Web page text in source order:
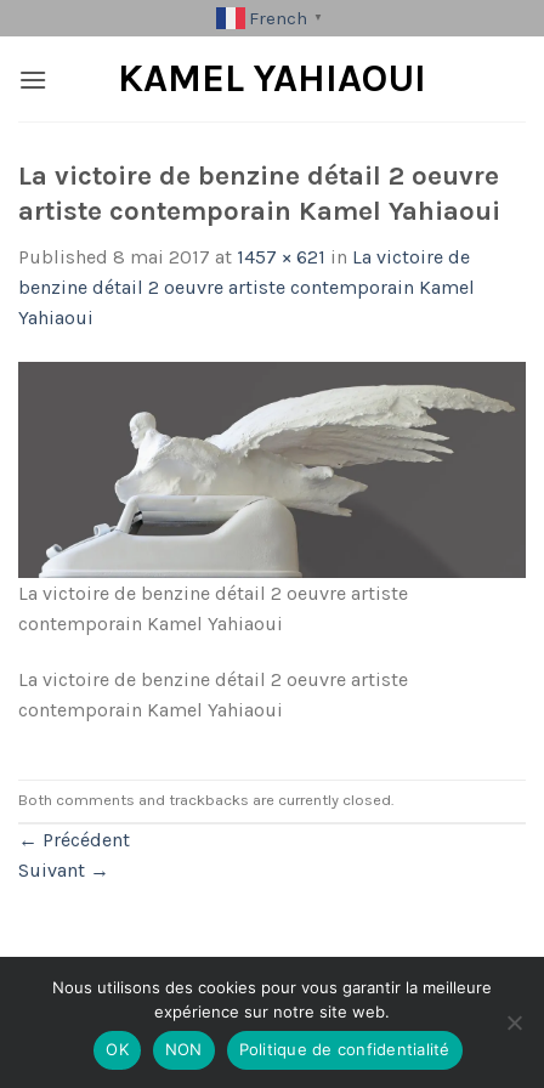
to
content
French ▼
KAMEL YAHIAOUI
La victoire de benzine détail 2 oeuvre
artiste contemporain Kamel Yahiaoui
Published 8 mai 2017 at 1457 × 621 in La victoire de
benzine détail 2 oeuvre artiste contemporain Kamel
Yahiaoui
La victoire de benzine détail 2 oeuvre artiste
contemporain Kamel Yahiaoui
La victoire de benzine détail 2 oeuvre artiste
contemporain Kamel Yahiaoui
Both comments and trackbacks are currently closed.
← Précédent
Suivant →
Politique de Confidentialité
Copyright 2026 ©Made with byMak3 Me Studio
Nous utilisons des cookies pour vous garantir la meilleure
expérience sur notre site web.
OK
NON Politique de confidentialité